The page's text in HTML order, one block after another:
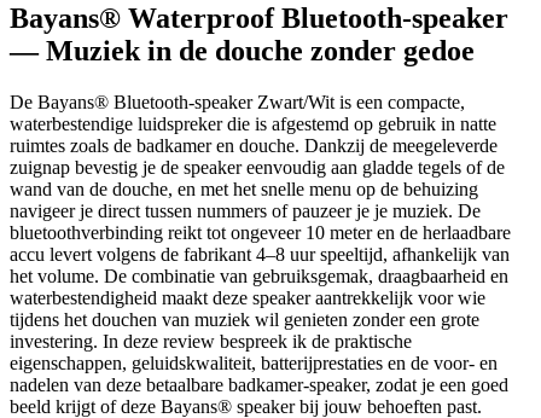
Bayans® Waterproof Bluetooth-speaker
— Muziek in de douche zonder gedoe
De Bayans® Bluetooth-speaker Zwart/Wit is een compacte,
waterbestendige luidspreker die is afgestemd op gebruik in natte
ruimtes zoals de badkamer en douche. Dankzij de meegeleverde
zuignap bevestig je de speaker eenvoudig aan gladde tegels of de
wand van de douche, en met het snelle menu op de behuizing
navigeer je direct tussen nummers of pauzeer je je muziek. De
bluetoothverbinding reikt tot ongeveer 10 meter en de herlaadbare
accu levert volgens de fabrikant 4–8 uur speeltijd, afhankelijk van
het volume. De combinatie van gebruiksgemak, draagbaarheid en
waterbestendigheid maakt deze speaker aantrekkelijk voor wie
tijdens het douchen van muziek wil genieten zonder een grote
investering. In deze review bespreek ik de praktische
eigenschappen, geluidskwaliteit, batterijprestaties en de voor- en
nadelen van deze betaalbare badkamer-speaker, zodat je een goed
beeld krijgt of deze Bayans® speaker bij jouw behoeften past.